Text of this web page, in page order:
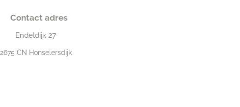
Contact adres
Endeldijk 27
2675 CN Honselersdijk